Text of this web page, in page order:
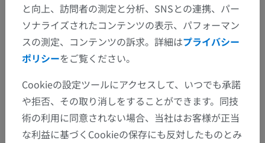
Improving MRI contrast: Magnetization transfer
(3)
Free and bound protons
Mechanisms of magnetization transfer
Applications of magnetization transfer
と向上、訪問者の測定と分析、SNSとの連携、パー
ソナライズされたコンテンツの表示、パフォーマン
スの測定、コンテンツの訴求。詳細はプライバシー
ポリシーをご覧ください。
Cookieの設定ツールにアクセスして、いつでも承諾
や拒否、その取り消しをすることができます。同技
術の利用に同意されない場合、当社はお客様が正当
な利益に基づくCookieの保存にも反対したものとみ